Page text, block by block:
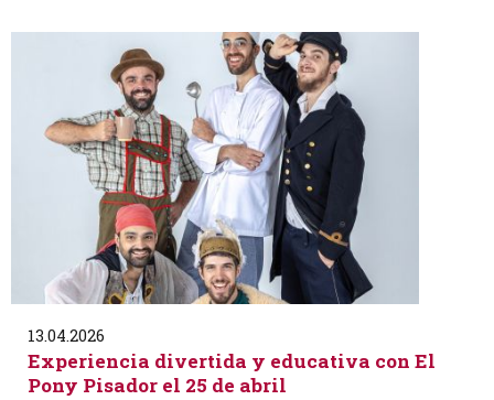
13.04.2026
Experiencia divertida y educativa con El
Pony Pisador el 25 de abril